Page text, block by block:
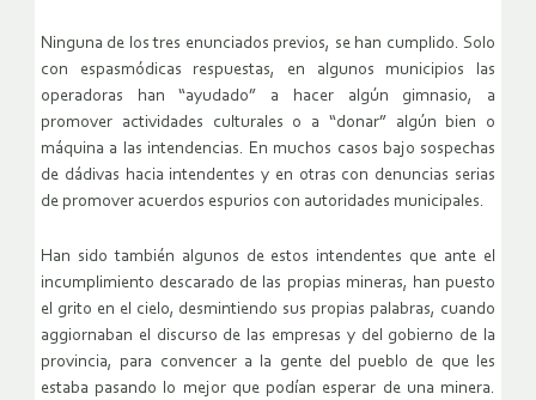
Ninguna de los tres enunciados previos, se han cumplido. Solo
con espasmódicas respuestas, en algunos municipios las
operadoras han “ayudado” a hacer algún gimnasio, a
promover actividades culturales o a “donar” algún bien o
máquina a las intendencias. En muchos casos bajo sospechas
de dádivas hacia intendentes y en otras con denuncias serias
de promover acuerdos espurios con autoridades municipales.
Han sido también algunos de estos intendentes que ante el
incumplimiento descarado de las propias mineras, han puesto
el grito en el cielo, desmintiendo sus propias palabras, cuando
aggiornaban el discurso de las empresas y del gobierno de la
provincia, para convencer a la gente del pueblo de que les
estaba pasando lo mejor que podían esperar de una minera.